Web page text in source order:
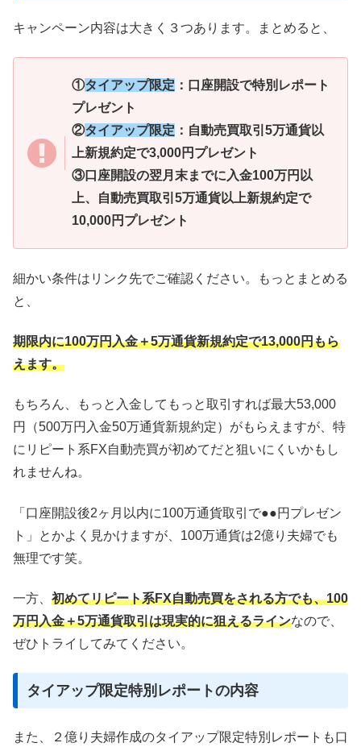
キャンペーン内容は大きく３つあります。まとめると、
①タイアップ限定 ：口座開設で特別レポート
プレゼント
②タイアップ限定 ：自動売買取引5万通貨以
上新規約定で3,000円プレゼント
③口座開設の翌月末までに入金100万円以
上、自動売買取引5万通貨以上新規約定で
10,000円プレゼント
細かい条件はリンク先でご確認ください。もっとまとめる
と、
期限内に100万円入金＋5万通貨新規約定で13,000円もら
えます。
もちろん、もっと入金してもっと取引すれば最大53,000
円（500万円入金50万通貨新規約定）がもらえますが、特
にリピート系FX自動売買が初めてだと狙いにくいかもし
れませんね。
「口座開設後2ヶ月以内に100万通貨取引で●●円プレゼン
ト」とかよく見かけますが、100万通貨は2億り夫婦でも
無理です笑。
一方、 初めてリピート系FX自動売買をされる方でも、100
万円入金＋5万通貨取引は現実的に狙えるラインなので、
ぜひトライしてみてください。
タイアップ限定特別レポートの内容
また、２億り夫婦作成のタイアップ限定特別レポートも口